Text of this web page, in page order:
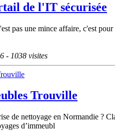
de l'IT sécurisée
pas une mince affaire, c'est
- 1038 visites
Trouville
de nettoyage en Normandie ?
d’immeubl